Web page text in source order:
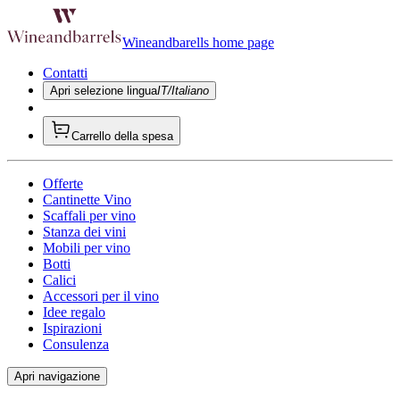
Wineandbarells home page
Contatti
Apri selezione linguaIT/Italiano
Carrello della spesa
Offerte
Cantinette Vino
Scaffali per vino
Stanza dei vini
Mobili per vino
Botti
Calici
Accessori per il vino
Idee regalo
Ispirazioni
Consulenza
Apri navigazione